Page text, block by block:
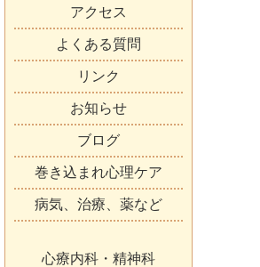
アクセス
よくある質問
リンク
お知らせ
ブログ
巻き込まれ心理ケア
病気、治療、薬など
心療内科・精神科